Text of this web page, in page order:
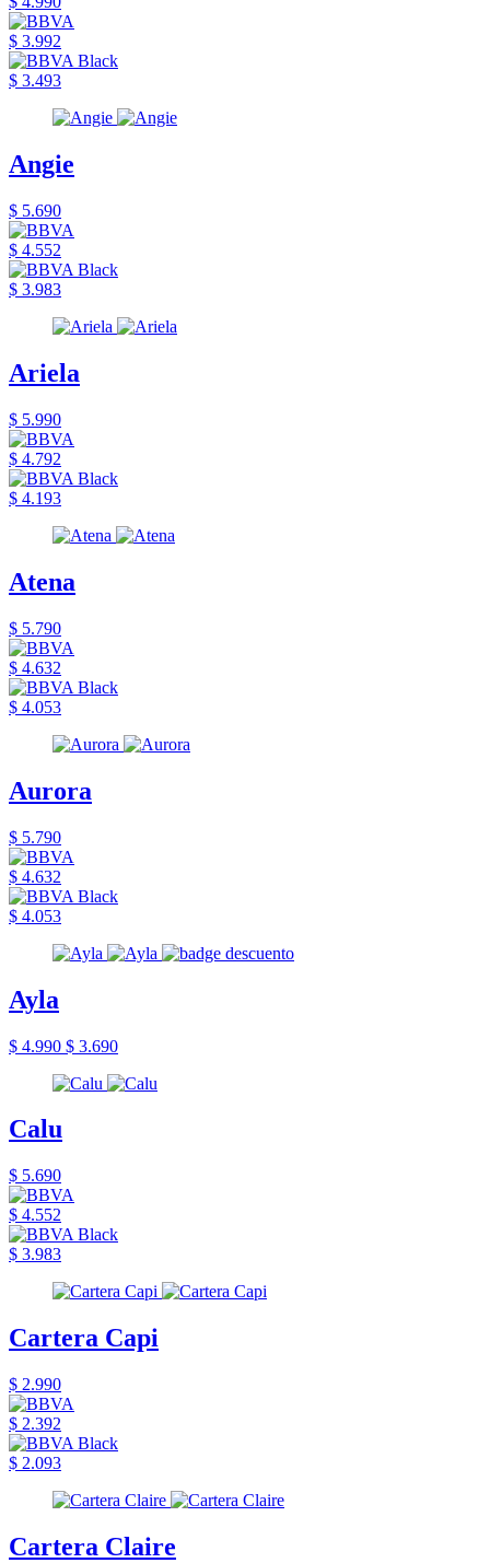
$ 3.992
$ 3.493
Angie
$ 5.690
$ 4.552
$ 3.983
Ariela
$ 5.990
$ 4.792
$ 4.193
Atena
$ 5.790
$ 4.632
$ 4.053
Aurora
$ 5.790
$ 4.632
$ 4.053
Ayla
$ 4.990 $ 3.690
Calu
$ 5.690
$ 4.552
$ 3.983
Cartera Capi
$ 2.990
$ 2.392
$ 2.093
Cartera Claire